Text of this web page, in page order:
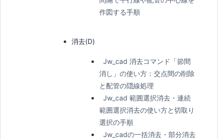
作図する手順
消去(D)
Jw_cad 消去コマンド「節間
消し」の使い方：交点間の削除
と配管の隠線処理
Jw_cad 範囲選択消去・連続
範囲選択消去の使い方と切取り
選択の手順
Jw_cadの一括消去・部分消去